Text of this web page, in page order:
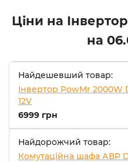
Ціни на
на
Найдешевший товар:
Інвертор PowMr 2000W
12V
6999 грн
Найдорожчий товар:
Комутаційна шафа АВР